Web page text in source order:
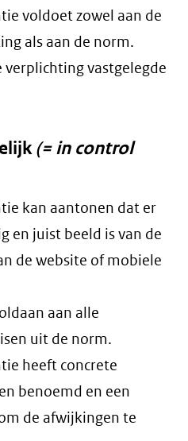
voldoet zowel aan de
als aan de norm.
vastgelegde
(= in control
kan aantonen dat er
en juist beeld is van de
de website of mobiele
aan alle
uit de norm.
heeft concrete
benoemd en een
de afwijkingen te